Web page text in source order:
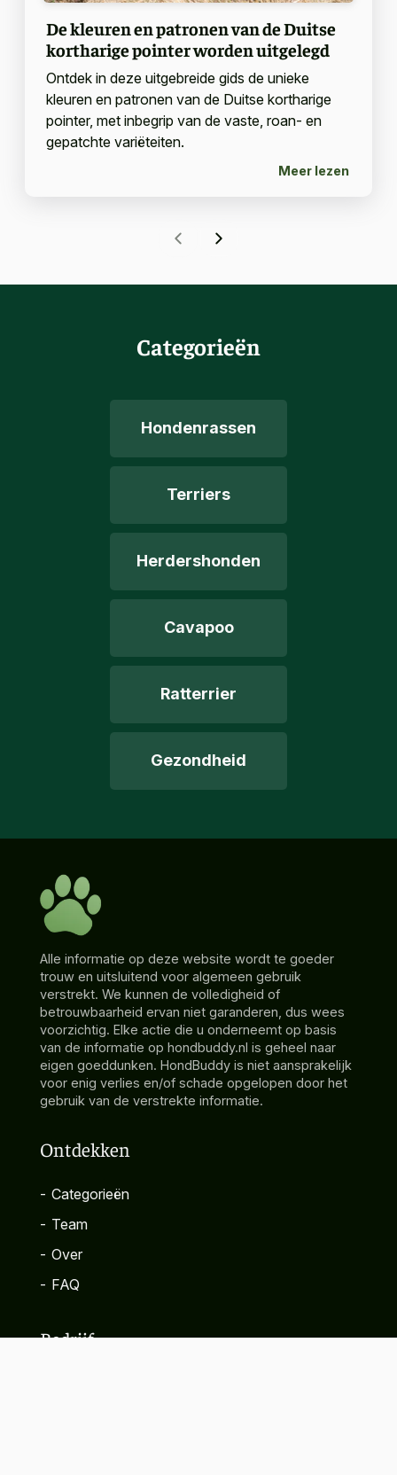
De kleuren en patronen van de Duitse
kortharige pointer worden uitgelegd
Ontdek in deze uitgebreide gids de unieke
kleuren en patronen van de Duitse kortharige
pointer, met inbegrip van de vaste, roan- en
gepatchte variëteiten.
Meer lezen
Categorieën
Hondenrassen
Terriers
Herdershonden
Cavapoo
Ratterrier
Gezondheid
Alle informatie op deze website wordt te goeder
trouw en uitsluitend voor algemeen gebruik
verstrekt. We kunnen de volledigheid of
betrouwbaarheid ervan niet garanderen, dus wees
voorzichtig. Elke actie die u onderneemt op basis
van de informatie op hondbuddy.nl is geheel naar
eigen goeddunken. HondBuddy is niet aansprakelijk
voor enig verlies en/of schade opgelopen door het
gebruik van de verstrekte informatie.
Ontdekken
- Categorieën
- Team
- Over
- FAQ
Bedrijf